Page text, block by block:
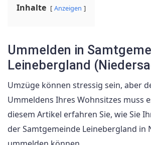
Inhalte Anzeigen
Ummelden in
Leinebergland
Umzüge können stressig sein, aber
Ummeldens Ihres Wohnsitzes muss
diesem Artikel erfahren Sie, wie Sie
der Samtgemeinde Leinebergland in